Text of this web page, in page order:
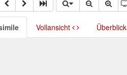
Vollansicht Überblick